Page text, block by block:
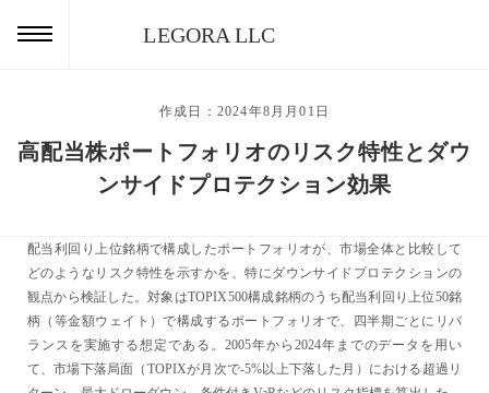
LEGORA LLC
作成日：2024年8月月01日
高配当株ポートフォリオのリスク特性とダウ
ンサイドプロテクション効果
配当利回り上位銘柄で構成したポートフォリオが、市場全体と比較して
どのようなリスク特性を示すかを、特にダウンサイドプロテクションの
観点から検証した。対象はTOPIX500構成銘柄のうち配当利回り上位50銘
柄（等金額ウェイト）で構成するポートフォリオで、四半期ごとにリバ
ランスを実施する想定である。2005年から2024年までのデータを用い
て、市場下落局面（TOPIXが月次で-5%以上下落した月）における超過リ